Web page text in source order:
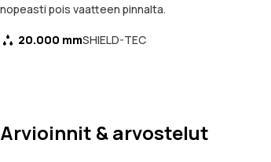
nopeasti pois vaatteen pinnalta.
20.000 mmSHIELD-TEC
Arvioinnit & arvostelut